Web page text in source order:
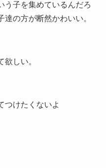
う子を集めているんだろ
の方が断然かわいい。
しい。
つけたくないよ